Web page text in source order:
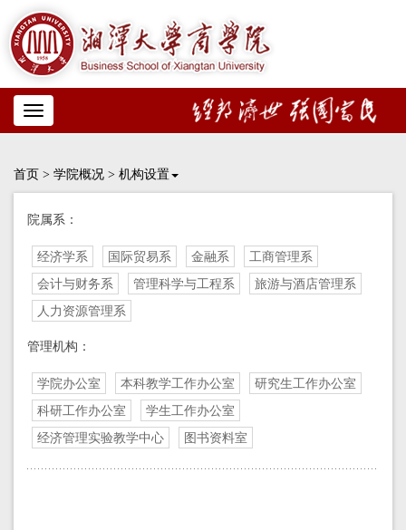
Toggle
navigation
首页 > 学院概况 > 机构设置
院属系：
经济学系 国际贸易系 金融系
工商管理系
会计与财务系
管理科学与工程系
旅游与酒店管理系
人力资源管理系
管理机构：
学院办公室 本科教学工作办公室
研究生工作办公室
科研工作办公室
学生工作办公室
经济管理实验教学中心
图书资料室